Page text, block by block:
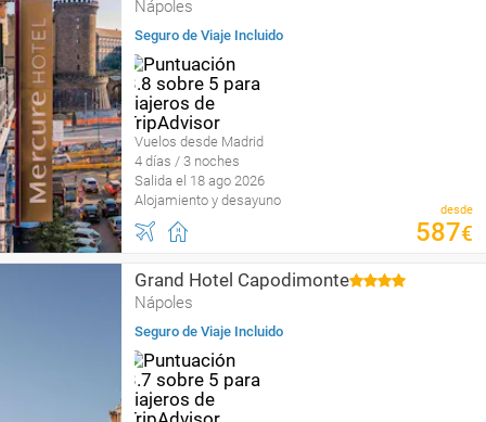
Nápoles
Seguro de Viaje Incluido
Vuelos desde Madrid
4 días / 3 noches
Salida el 18 ago 2026
Alojamiento y desayuno
desde
587€
Grand Hotel Capodimonte
Nápoles
Seguro de Viaje Incluido